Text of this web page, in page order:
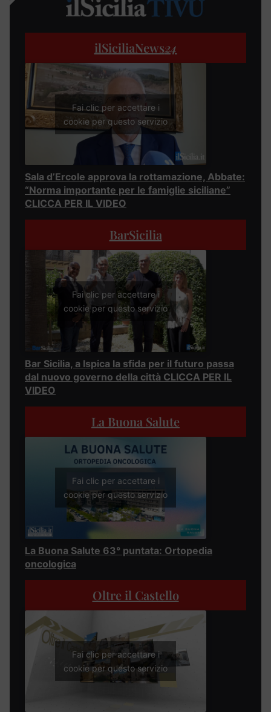
ilSiciliaNews24
Fai clic per accettare i
cookie per questo servizio
Sala d’Ercole approva la rottamazione, Abbate:
“Norma importante per le famiglie siciliane”
CLICCA PER IL VIDEO
BarSicilia
Fai clic per accettare i
cookie per questo servizio
Bar Sicilia, a Ispica la sfida per il futuro passa
dal nuovo governo della città CLICCA PER IL
VIDEO
La Buona Salute
Fai clic per accettare i
cookie per questo servizio
La Buona Salute 63° puntata: Ortopedia
oncologica
Oltre il Castello
Fai clic per accettare i
cookie per questo servizio